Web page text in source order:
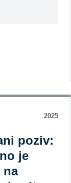
2025
poziv:
je
na